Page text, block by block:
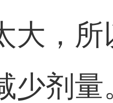
大，所
少剂量